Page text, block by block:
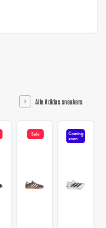
Alle Adidas sneakers
Sale
Coming
soon